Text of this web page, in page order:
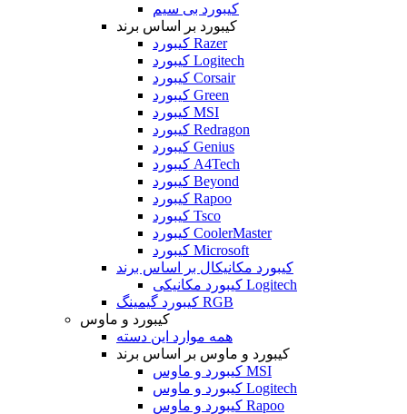
کیبورد بی سیم
کیبورد بر اساس برند
کیبورد Razer
کیبورد Logitech
کیبورد Corsair
کیبورد Green
کیبورد MSI
کیبورد Redragon
کیبورد Genius
کیبورد A4Tech
کیبورد Beyond
کیبورد Rapoo
کیبورد Tsco
کیبورد CoolerMaster
کیبورد Microsoft
کیبورد مکانیکال بر اساس برند
کیبورد مکانیکی Logitech
کیبورد گیمینگ RGB
کیبورد و ماوس
همه موارد این دسته
کیبورد و ماوس بر اساس برند
کیبورد و ماوس MSI
کیبورد و ماوس Logitech
کیبورد و ماوس Rapoo